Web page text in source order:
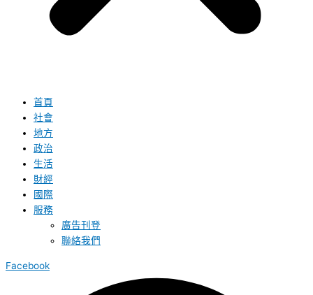
首頁
社會
地方
政治
生活
財經
國際
服務
廣告刊登
聯絡我們
Facebook